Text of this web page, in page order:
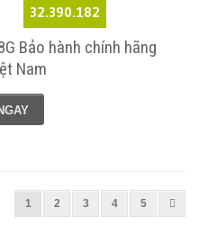
32.390.182
Bảo hành chính hãng
Nam
1 2 3 4 5